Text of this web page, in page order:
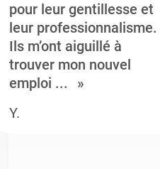
pour leur gentillesse et
leur professionnalisme.
Ils m’ont aiguillé à
trouver mon nouvel
emploi ...
Y.